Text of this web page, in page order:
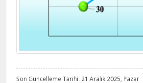
Son Güncelleme Tarihi: 21 Aralık 2025, Pazar